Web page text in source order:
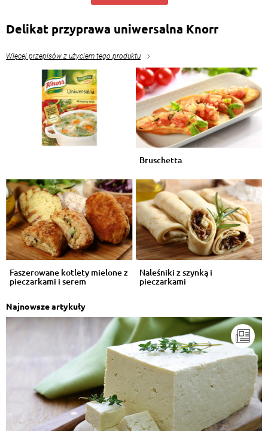
Delikat przyprawa uniwersalna Knorr
Więcej przepisów z użyciem tego produktu
Bruschetta
Faszerowane kotlety mielone z
pieczarkami i serem
Naleśniki z szynką i
pieczarkami
Najnowsze artykuły